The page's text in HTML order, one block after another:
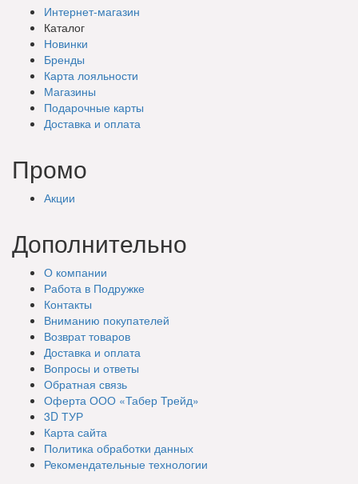
Интернет-магазин
Каталог
Новинки
Бренды
Карта лояльности
Магазины
Подарочные карты
Доставка и оплата
Промо
Акции
Дополнительно
О компании
Работа в Подружке
Контакты
Вниманию покупателей
Возврат товаров
Доставка и оплата
Вопросы и ответы
Обратная связь
Оферта ООО «Табер Трейд»
3D ТУР
Карта сайта
Политика обработки данных
Рекомендательные технологии